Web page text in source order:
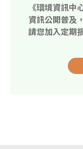
《環境資訊中
資訊公開普及
請您加入定期